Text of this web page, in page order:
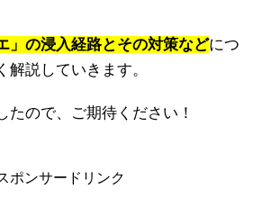
」の浸入経路とその対策などにつ
解説していきます。
たので、ご期待ください！
ポンサードリンク